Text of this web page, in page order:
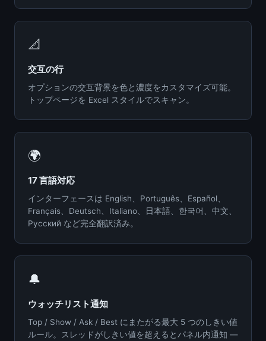
📐
交互の行
オプションの交互背景を色と濃度をカスタマイズ可能。
トップページを Excel スタイルでスキャン。
🌍
17 言語対応
インターフェースは English、Português、Español、
Français、Deutsch、Italiano、日本語、한국어、中文、
Русский など完全翻訳済み。
🔔
ウォッチリスト通知
Top / Show / Ask / Best にまたがる最大 5 つのしきい値
ルール。スレッドがしきい値を超えるとパネル内通知 —